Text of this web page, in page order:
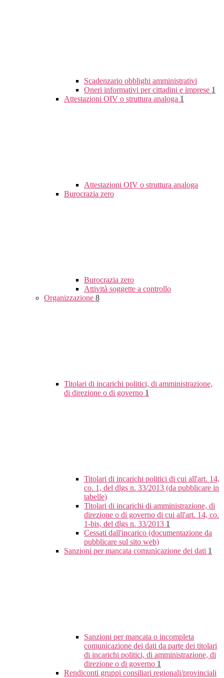
Scadenzario obblighi amministrativi
Oneri informativi per cittadini e imprese 1
Attestazioni OIV o struttura analoga 1
Attestazioni OIV o struttura analoga
Burocrazia zero
Burocrazia zero
Attività soggette a controllo
Organizzazione 8
Titolari di incarichi politici, di amministrazione,
di direzione o di governo 1
Titolari di incarichi politici di cui all'art. 14,
co. 1, del dlgs n. 33/2013 (da pubblicare in
tabelle)
Titolari di incarichi di amministrazione, di
direzione o di governo di cui all'art. 14, co.
1-bis, del dlgs n. 33/2013 1
Cessati dall'incarico (documentazione da
pubblicare sul sito web)
Sanzioni per mancata comunicazione dei dati 1
Sanzioni per mancata o incompleta
comunicazione dei dati da parte dei titolari
di incarichi politici, di amministrazione, di
direzione o di governo 1
Rendiconti gruppi consiliari regionali/provinciali